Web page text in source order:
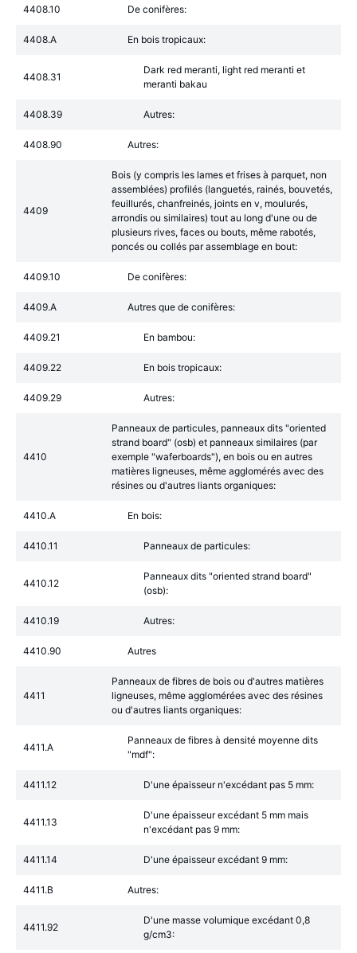
4408.10 De conifères:
4408.A En bois tropicaux:
4408.31
Dark red meranti, light red meranti et
meranti bakau
4408.39 Autres:
4408.90 Autres:
4409
Bois (y compris les lames et frises à parquet, non
assemblées) profilés (languetés, rainés, bouvetés,
feuillurés, chanfreinés, joints en v, moulurés,
arrondis ou similaires) tout au long d'une ou de
plusieurs rives, faces ou bouts, même rabotés,
poncés ou collés par assemblage en bout:
4409.10 De conifères:
4409.A Autres que de conifères:
4409.21 En bambou:
4409.22 En bois tropicaux:
4409.29 Autres:
4410
Panneaux de particules, panneaux dits "oriented
strand board" (osb) et panneaux similaires (par
exemple "waferboards"), en bois ou en autres
matières ligneuses, même agglomérés avec des
résines ou d'autres liants organiques:
4410.A En bois:
4410.11 Panneaux de particules:
4410.12
Panneaux dits "oriented strand board"
(osb):
4410.19 Autres:
4410.90 Autres
4411
Panneaux de fibres de bois ou d'autres matières
ligneuses, même agglomérées avec des résines
ou d'autres liants organiques:
4411.A
Panneaux de fibres à densité moyenne dits
"mdf":
4411.12 D'une épaisseur n'excédant pas 5 mm:
4411.13
D'une épaisseur excédant 5 mm mais
n'excédant pas 9 mm:
4411.14 D'une épaisseur excédant 9 mm:
4411.B Autres:
4411.92
D'une masse volumique excédant 0,8
g/cm3: